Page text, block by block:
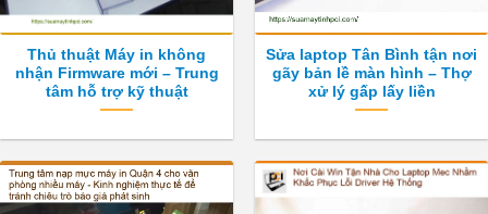
Thủ thuật Máy in không
nhận Firmware mới – Trung
tâm hỗ trợ kỹ thuật
Sửa laptop Tân Bình tận nơi
gãy bản lề màn hình – Thợ
xử lý gấp lấy liền